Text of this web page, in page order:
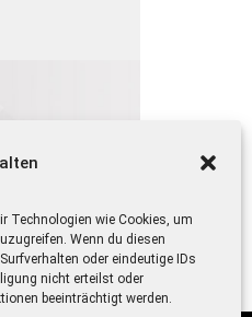
Technologien wie Cookies, um
Wenn du diesen
oder eindeutige IDs
nicht erteilst oder
beeinträchtigt werden.